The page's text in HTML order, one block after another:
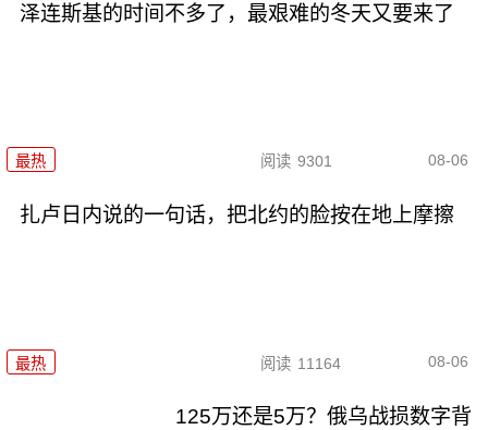
泽连斯基的时间不多了，最艰难的冬天又要来了
最热 阅读 9301 08-06
扎卢日内说的一句话，把北约的脸按在地上摩擦
最热 阅读 11164 08-06
125万还是5万？俄乌战损数字背